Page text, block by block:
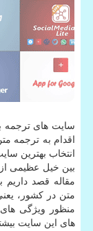
سایت های ترجمه
اقدام به ترجمه
انتخاب بهترین
بین خیل عظیمی
مقاله قصد
متن در کشور،
منظور ویژگی
های این سایت